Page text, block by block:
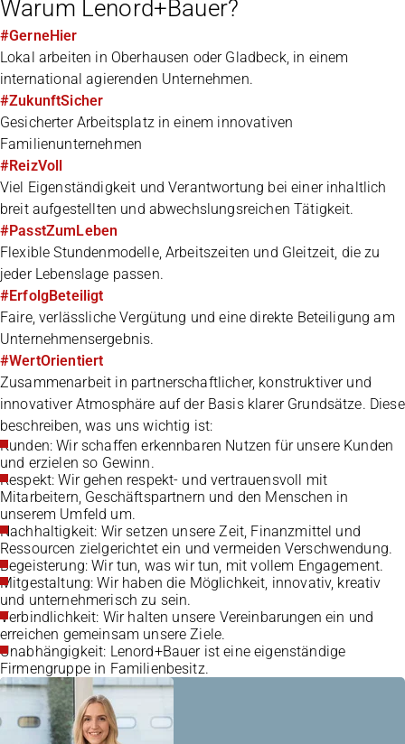
Warum Lenord+Bauer?
#GerneHier
Lokal arbeiten in Oberhausen oder Gladbeck, in einem
international agierenden Unternehmen.
#ZukunftSicher
Gesicherter Arbeitsplatz in einem innovativen
Familienunternehmen
#ReizVoll
Viel Eigenständigkeit und Verantwortung bei einer inhaltlich
breit aufgestellten und abwechslungsreichen Tätigkeit.
#PasstZumLeben
Flexible Stundenmodelle, Arbeitszeiten und Gleitzeit, die zu
jeder Lebenslage passen.
#ErfolgBeteiligt
Faire, verlässliche Vergütung und eine direkte Beteiligung am
Unternehmensergebnis.
#WertOrientiert
Zusammenarbeit in partnerschaftlicher, konstruktiver und
innovativer Atmosphäre auf der Basis klarer Grundsätze. Diese
beschreiben, was uns wichtig ist:
Kunden: Wir schaffen erkennbaren Nutzen für unsere Kunden
und erzielen so Gewinn.
Respekt: Wir gehen respekt- und vertrauensvoll mit
Mitarbeitern, Geschäftspartnern und den Menschen in
unserem Umfeld um.
Nachhaltigkeit: Wir setzen unsere Zeit, Finanzmittel und
Ressourcen zielgerichtet ein und vermeiden Verschwendung.
Begeisterung: Wir tun, was wir tun, mit vollem Engagement.
Mitgestaltung: Wir haben die Möglichkeit, innovativ, kreativ
und unternehmerisch zu sein.
Verbindlichkeit: Wir halten unsere Vereinbarungen ein und
erreichen gemeinsam unsere Ziele.
Unabhängigkeit: Lenord+Bauer ist eine eigenständige
Firmengruppe in Familienbesitz.